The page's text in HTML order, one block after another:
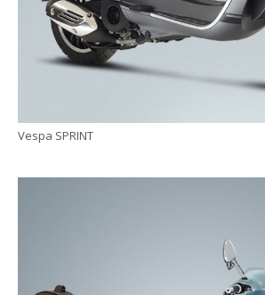
Vespa SPRINT